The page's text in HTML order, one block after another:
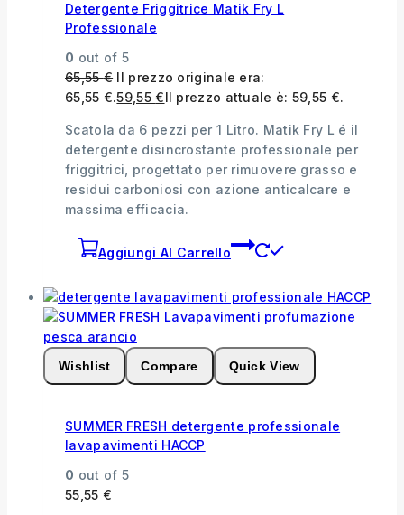
Detergente Friggitrice Matik Fry L
Professionale
0 out of 5
65,55€ Il prezzo originale era:
65,55 €.59,55 €Il prezzo attuale è: 59,55 €.
Scatola da 6 pezzi per 1 Litro. Matik Fry L é il
detergente disincrostante professionale per
friggitrici, progettato per rimuovere grasso e
residui carboniosi con azione anticalcare e
massima efficacia.
Aggiungi Al Carrello
Wishlist Compare Quick View
SUMMER FRESH detergente professionale
lavapavimenti HACCP
0 out of 5
55,55 €